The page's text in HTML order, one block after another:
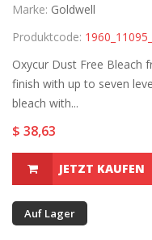
Marke: Goldwell
Produktcode:
Oxycur Dust Free Bleach
finish with up to seven
bleach with...
$ 38,63
JETZT KAUFEN
Auf Lager